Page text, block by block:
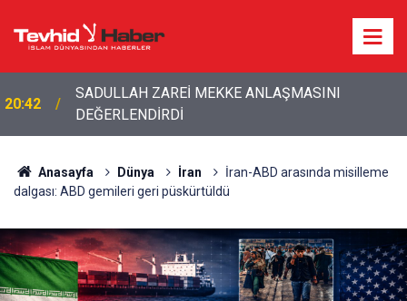
20:20 Bakan Fidan'dan son dakika açıklamalar!
Anasayfa Dünya İran
İran-ABD arasında misilleme
dalgası: ABD gemileri geri püskürtüldü